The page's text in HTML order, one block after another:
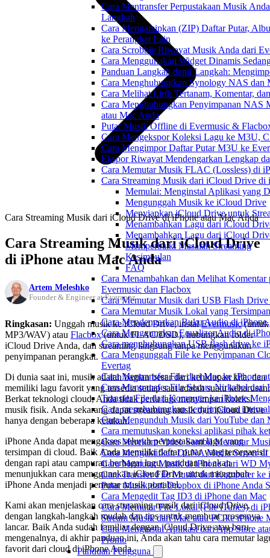
Cara Mentransfer Perpustakaan Musik
Langkah
Cara Mengarsipkan (ZIP) Daftar Putar,
ke Perangkat Lain
Cara Scrobble Riwayat Musik Anda dari
Cara Menggunakan Widget Dinamis
Panduan Langkah demi Langkah:
Cara Menghubungkan Synology NAS dan
Cara Melihat Lirik Tertanam, Komentar,
Cara Menghubungkan Penyimpanan NAS
atau Mac Anda
Putar Musik Offline di Evermusic &
Cara Mengekspor Koleksi Lagu ke M3U,
Cara Mengimpor Daftar Putar M3U ke
Ekspor Riwayat Mendengarkan Lengkap
Cara Memutar Musik FLAC (Lossless) di
Cara Streaming Musik dari iCloud Drive di
Memulai: Menginstal Aplikasi yang
Mengunggah Musik ke iCloud Drive
Menyiapkan iCloud Drive untuk
Menambahkan Lagu dari iCloud
Menambahkan Lagu dari iCloud
Memperbaiki Masalah Streaming
Kesimpulan
FAQ
Cara Menambahkan dan Melihat
Evermusic dan Flacbox
Cara Memutar Musik dari USB Flash
Cara Memutar Musik Lokal yang
Cara Mendengarkan Buku Audio di
Cara Menggunakan Equalizer Audio di
Cara menghubungkan USB flash drive ke
Cara Mengunggah File ke Penyimpanan
Evertag
Cara Mentransfer File dari Mac ke iPhone
Cara Mentransfer File Secara Nirkabel
Transfer File dari Komputer ke iPhone
Cara menghubungkan penyimpanan
Cara Mengunduh Musik dari YouTube
Cara memutuskan koneksi aplikasi pihak
Cara Merekam Video Sambil Memutar
Cara Mengaktifkan DLNA Media Server
Cara Memutar Musik di iPhone dari WD
Cara Transfer File Musik dari Komputer
Putar Musik dari Dropbox di iPhone Anda
Cara Mengedit Tag ID3 di iPhone dan Mac
Cara Memutar File Lokal (File iTunes) di
Stream Musik dari Mac atau PC ke iPhone
Cara Menginstal Aplikasi dari App Store
Promo
Panduan Pengguna
Cara Streaming Musik dari iCloud Drive di iPhone atau Mac Anda
Cara Streaming Musik dari iCloud Drive
di iPhone atau Mac Anda
Artem Meleshko
Founder & Engineer at Everappz
Ringkasan: Unggah musik ke iCloud Drive, instalEvermusic(untuk
MP3/WAV) atau Flacbox(untuk FLAC/DSD), hubungkan folder
iCloud Drive Anda, dan streaming langsung tanpa menggunakan
penyimpanan perangkat.
Di dunia saat ini, musik adalah bagian besar dari kehidupan kita, dan
memiliki lagu favorit yang tersedia setiap saat adalah suatu keharusan.
Berkat teknologi cloud, Anda tidak perlu lagi menyimpan koleksi
musik fisik. Anda sekarang dapat streaming musik dari iCloud Drive
hanya dengan beberapa ketukan.
iPhone Anda dapat mengakses seluruh perpustakaan lagu yang
tersimpan di cloud. Baik Anda memiliki daftar putar yang terorganisir
dengan rapi atau campuran berbagai lagu, panduan ini akan
menunjukkan cara menggunakan iCloud Drive untuk mengubah
iPhone Anda menjadi pemutar musik portabel.
Kami akan menjelaskan cara streaming musik dari iCloud Drive,
dengan langkah-langkah mudah dan tips untuk membuat prosesnya
lancar. Baik Anda sudah familiar dengan iCloud Drive atau baru
mengenalnya, di akhir panduan ini, Anda akan tahu cara memutar
favorit dari cloud di iPhone Anda.